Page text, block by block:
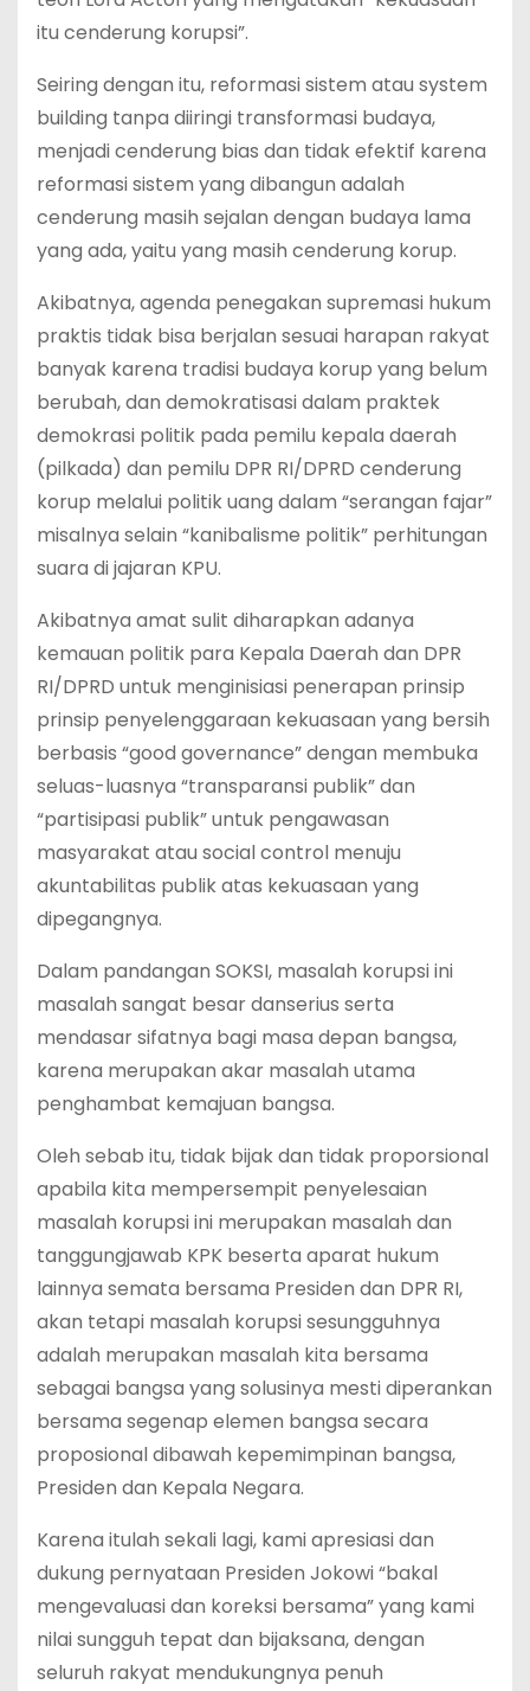
itu cenderung korupsi”.
Seiring dengan itu, reformasi sistem atau system
building tanpa diiringi transformasi budaya,
menjadi cenderung bias dan tidak efektif karena
reformasi sistem yang dibangun adalah
cenderung masih sejalan dengan budaya lama
yang ada, yaitu yang masih cenderung korup.
Akibatnya, agenda penegakan supremasi hukum
praktis tidak bisa berjalan sesuai harapan rakyat
banyak karena tradisi budaya korup yang belum
berubah, dan demokratisasi dalam praktek
demokrasi politik pada pemilu kepala daerah
(pilkada) dan pemilu DPR RI/DPRD cenderung
korup melalui politik uang dalam “serangan fajar”
misalnya selain “kanibalisme politik” perhitungan
suara di jajaran KPU.
Akibatnya amat sulit diharapkan adanya
kemauan politik para Kepala Daerah dan DPR
RI/DPRD untuk menginisiasi penerapan prinsip
prinsip penyelenggaraan kekuasaan yang bersih
berbasis “good governance” dengan membuka
seluas-luasnya “transparansi publik” dan
“partisipasi publik” untuk pengawasan
masyarakat atau social control menuju
akuntabilitas publik atas kekuasaan yang
dipegangnya.
Dalam pandangan SOKSI, masalah korupsi ini
masalah sangat besar danserius serta
mendasar sifatnya bagi masa depan bangsa,
karena merupakan akar masalah utama
penghambat kemajuan bangsa.
Oleh sebab itu, tidak bijak dan tidak proporsional
apabila kita mempersempit penyelesaian
masalah korupsi ini merupakan masalah dan
tanggungjawab KPK beserta aparat hukum
lainnya semata bersama Presiden dan DPR RI,
akan tetapi masalah korupsi sesungguhnya
adalah merupakan masalah kita bersama
sebagai bangsa yang solusinya mesti diperankan
bersama segenap elemen bangsa secara
proposional dibawah kepemimpinan bangsa,
Presiden dan Kepala Negara.
Karena itulah sekali lagi, kami apresiasi dan
dukung pernyataan Presiden Jokowi “bakal
mengevaluasi dan koreksi bersama” yang kami
nilai sungguh tepat dan bijaksana, dengan
seluruh rakyat mendukungnya penuh